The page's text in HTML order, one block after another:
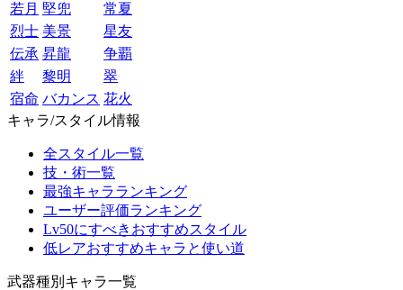
若月 堅兜
常夏
烈士 美景
星友
伝承 昇龍
争覇
絆
黎明
翠
宿命 バカンス 花火
キャラ/スタイル情報
全スタイル一覧
技・術一覧
最強キャラランキング
ユーザー評価ランキング
Lv50にすべきおすすめスタイル
低レアおすすめキャラと使い道
武器種別キャラ一覧